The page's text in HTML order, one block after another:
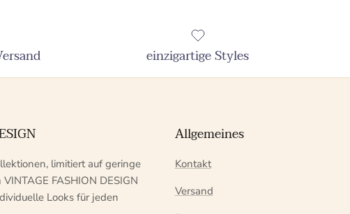
einzigartige Styles
limitiert auf geringe
FASHION DESIGN
Looks für jeden
Allgemeines
Kontakt
Versand